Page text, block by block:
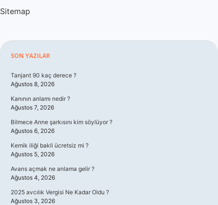
Hakkımızda
Sitemap
Sidebar
SON YAZILAR
Tanjant 90 kaç derece ?
Ağustos 8, 2026
Kanının anlamı nedir ?
Ağustos 7, 2026
Bilmece Anne şarkısını kim söylüyor ?
Ağustos 6, 2026
Kemik iliği bakli ücretsiz mi ?
Ağustos 5, 2026
Avans açmak ne anlama gelir ?
Ağustos 4, 2026
2025 avcılık Vergisi Ne Kadar Oldu ?
Ağustos 3, 2026